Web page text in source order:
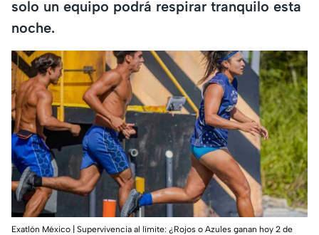
solo un equipo podrá respirar tranquilo esta
noche.
Exatlón México | Supervivencia al límite: ¿Rojos o Azules ganan hoy 2 de